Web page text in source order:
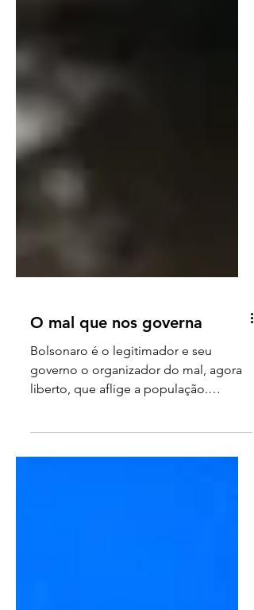
O mal que nos governa
Bolsonaro é o legitimador e seu
governo o organizador do mal, agora
"Bolsonaro espalha, consente,...